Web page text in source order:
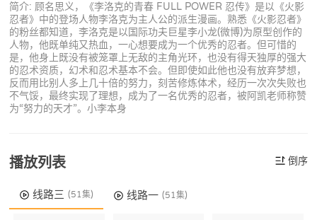
简介: 顾名思义，《李洛克的青春 FULL POWER 忍传》是以《火影
忍者》中的登场人物李洛克为主人公的派生漫画。熟悉《火影忍者》
的粉丝都知道，李洛克是以国际功夫巨星李小龙(微博)为原型创作的
人物，他既单纯又热血，一心想要成为一个优秀的忍者。但可惜的
是，他身上既没有被笼罩上无敌的主角光环，也没有得天独厚的强大
的忍术资质，幻术和忍术基本不会。但即使如此他也没有放弃梦想，
反而用比别人多上几十倍的努力，刻苦修炼体术，经历一次次失败也
不气馁，最终实现了理想，成为了一名优秀的忍者，被阿凯老师称赞
为“努力的天才”。小李本身
播放列表 倒序
线路三 (51集) 线路一 (51集)